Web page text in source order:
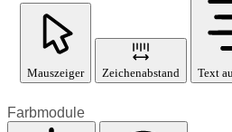
Mauszeiger Zeichenabstand Text
Farbmodule